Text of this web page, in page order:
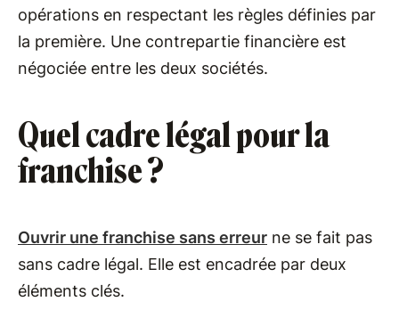
opérations en respectant les règles définies par
la première. Une contrepartie financière est
négociée entre les deux sociétés.
Quel cadre légal pour la
franchise ?
Ouvrir une franchise sans erreur ne se fait pas
sans cadre légal. Elle est encadrée par deux
éléments clés.